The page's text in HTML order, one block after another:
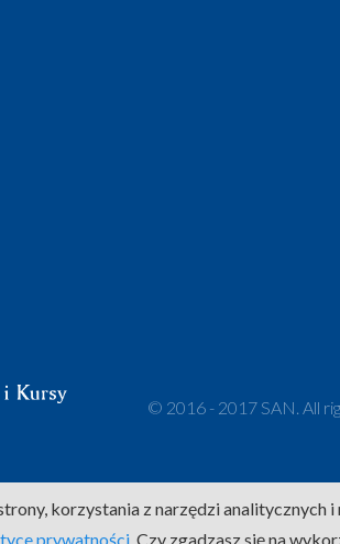
© 2016 - 2017 SAN. All
korzystania z narzędzi
prywatności . Czy zgadzasz się na